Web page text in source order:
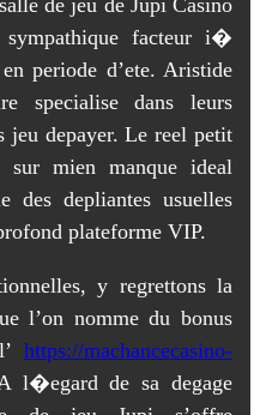
facteur i�
periode d’ete. Aristide
specialise dans leurs
jeu depayer. Le reel petit
sur mien manque ideal
des depliantes usuelles
plateforme VIP.
y regrettons la
l’on nomme du bonus
https://machancecasino-
l�egard de sa degage